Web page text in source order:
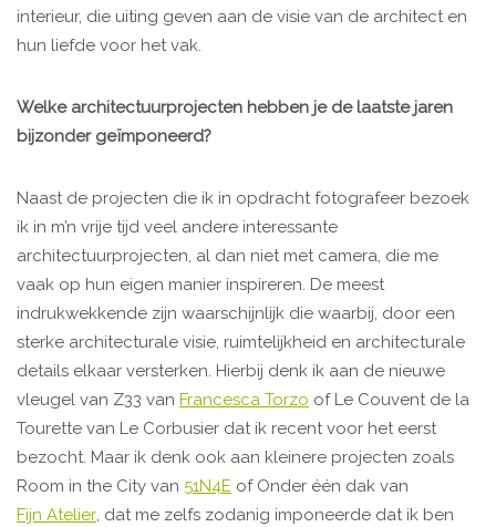
interieur, die uiting geven aan de visie van de architect en
hun liefde voor het vak.
Welke architectuurprojecten hebben je de laatste jaren
bijzonder geïmponeerd?
Naast de projecten die ik in opdracht fotografeer bezoek
ik in m’n vrije tijd veel andere interessante
architectuurprojecten, al dan niet met camera, die me
vaak op hun eigen manier inspireren. De meest
indrukwekkende zijn waarschijnlijk die waarbij, door een
sterke architecturale visie, ruimtelijkheid en architecturale
details elkaar versterken. Hierbij denk ik aan de nieuwe
vleugel van Z33 van Francesca Torzo of Le Couvent de la
Tourette van Le Corbusier dat ik recent voor het eerst
bezocht. Maar ik denk ook aan kleinere projecten zoals
Room in the City van 51N4E of Onder één dak van
Fijn Atelier, dat me zelfs zodanig imponeerde dat ik ben